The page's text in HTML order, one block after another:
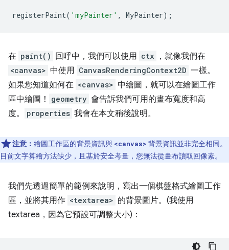
registerPaint( 'myPainter' , MyPainter);
在 paint() 回呼中，我們可以使用 ctx ，就像我們在
<canvas> 中使用 CanvasRenderingContext2D 一樣。
如果您知道如何在 <canvas> 中繪圖，就可以在繪圖工作
區中繪圖！
geometry 會告訴我們可用的畫布寬度和高
度。
properties 我會在本文稍後說明。
注意： 繪圖工作區的背景資訊與 <canvas> 背景資訊並非完全相同。
目前文字算繪方法缺少，且基於安全考量，您無法從畫布讀取回像素。
我們先透過簡單的範例來說明，寫出一個棋盤格式繪圖工作
區，並將其用作 <textarea> 的背景圖片。(我使用
textarea，因為它預設可調整大小)：